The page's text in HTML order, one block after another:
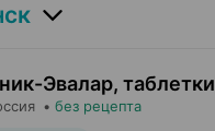
Эвалар, таблетки
• без рецепта